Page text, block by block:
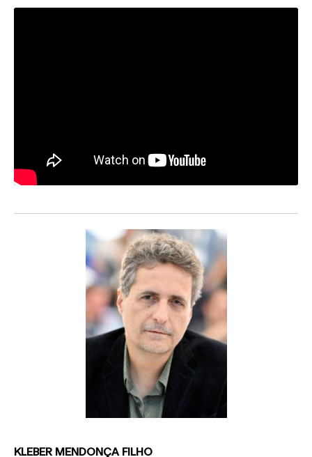
KLEBER MENDONÇA FILHO